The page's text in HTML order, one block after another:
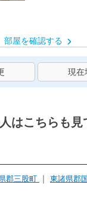
部屋を確認する
現在
はこちらも見
郡三股町 東諸県郡